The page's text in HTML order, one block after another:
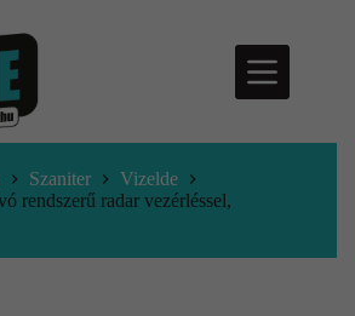
Szaniter
Vizelde
rendszerű radar vezérléssel,